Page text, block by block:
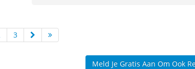
3
Meld Je Gratis Aan Om Ook